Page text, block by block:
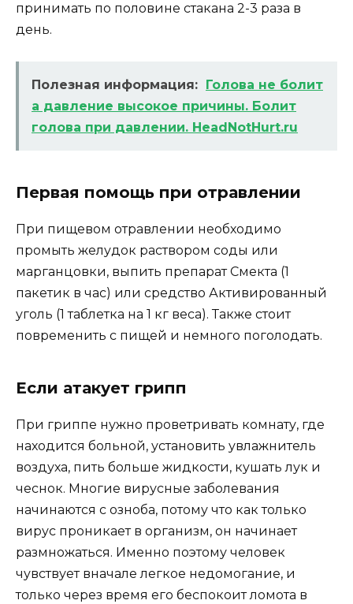
принимать по половине стакана 2-3 раза в
день.
Полезная информация:
Голова не болит
а давление высокое причины. Болит
голова при давлении. HeadNotHurt.ru
Первая помощь при отравлении
При пищевом отравлении необходимо
промыть желудок раствором соды или
марганцовки, выпить препарат Смекта (1
пакетик в час) или средство Активированный
уголь (1 таблетка на 1 кг веса). Также стоит
повременить с пищей и немного поголодать.
Если атакует грипп
При гриппе нужно проветривать комнату, где
находится больной, установить увлажнитель
воздуха, пить больше жидкости, кушать лук и
чеснок. Многие вирусные заболевания
начинаются с озноба, потому что как только
вирус проникает в организм, он начинает
размножаться. Именно поэтому человек
чувствует вначале легкое недомогание, и
только через время его беспокоит ломота в